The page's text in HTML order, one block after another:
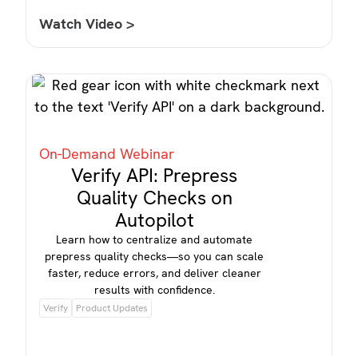
Watch Video >
On-Demand Webinar
Verify API: Prepress
Quality Checks on
Autopilot
Learn how to centralize and automate
prepress quality checks—so you can scale
faster, reduce errors, and deliver cleaner
results with confidence.
Verify Product Updates